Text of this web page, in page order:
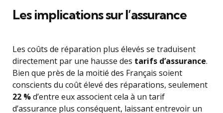
Les implications sur l’assurance
Les coûts de réparation plus élevés se traduisent
directement par une hausse des tarifs d’assurance.
Bien que près de la moitié des Français soient
conscients du coût élevé des réparations, seulement
22 %d’entre eux associent cela à un tarif
d’assurance plus conséquent, laissant entrevoir un